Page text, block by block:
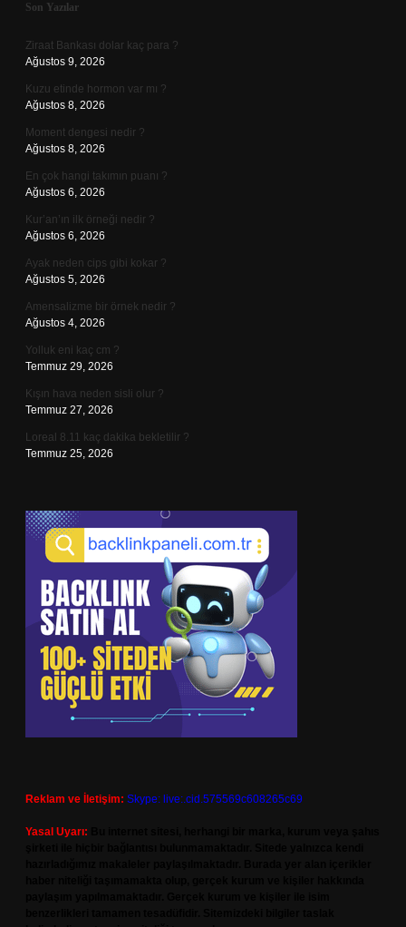
Sidebar
Son Yazılar
Ziraat Bankası dolar kaç para ?
Ağustos 9, 2026
Kuzu etinde hormon var mı ?
Ağustos 8, 2026
Moment dengesi nedir ?
Ağustos 8, 2026
En çok hangi takımın puanı ?
Ağustos 6, 2026
Kur’an’ın ilk örneği nedir ?
Ağustos 6, 2026
Ayak neden cips gibi kokar ?
Ağustos 5, 2026
Amensalizme bir örnek nedir ?
Ağustos 4, 2026
Yolluk eni kaç cm ?
Temmuz 29, 2026
Kışın hava neden sisli olur ?
Temmuz 27, 2026
Loreal 8.11 kaç dakika bekletilir ?
Temmuz 25, 2026
Reklam ve İletişim: Skype: live:.cid.575569c608265c69
Yasal Uyarı: